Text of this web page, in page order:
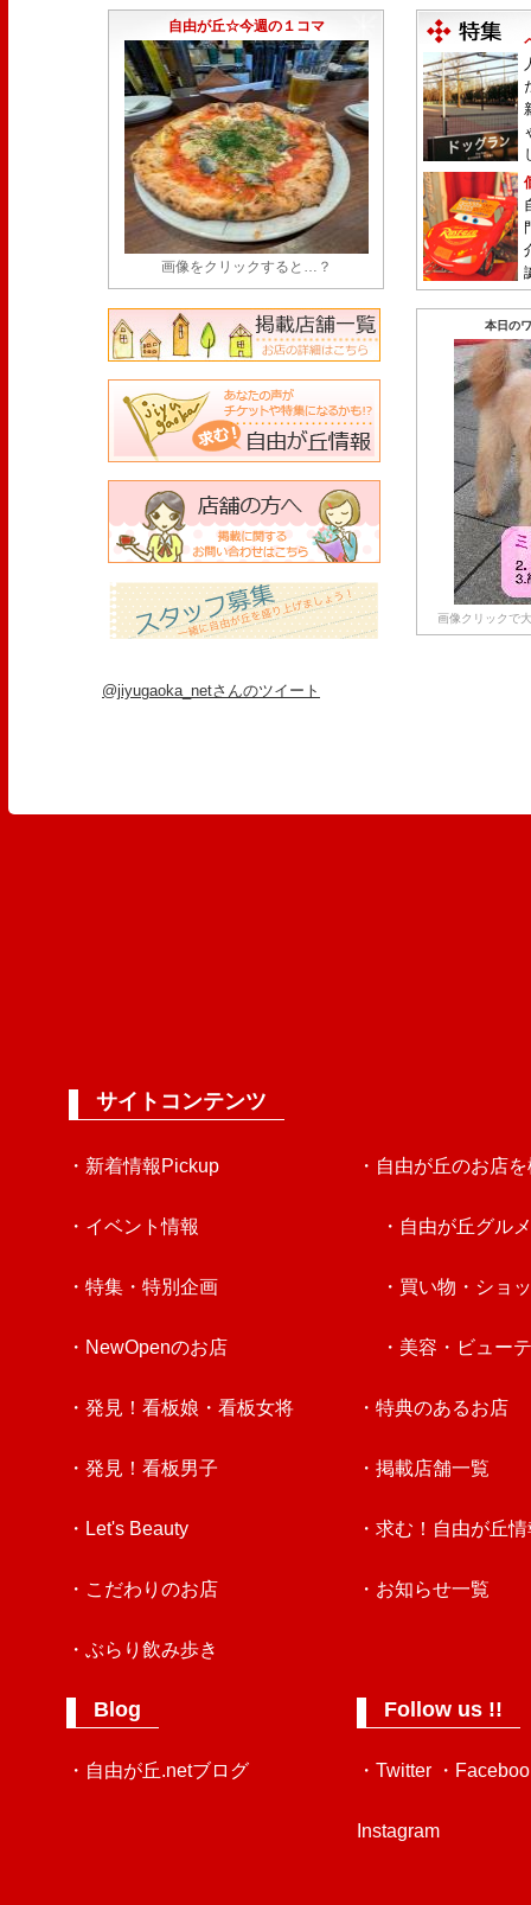
店・閉店情報まとめ】
自由が丘☆今週の１コマ
画像をクリックすると…？
本日の
画像クリックで
@jiyugaoka_netさんのツイート
サイトコンテンツ
・新着情報Pickup
・イベント情報
・特集・特別企画
・NewOpenのお店
・発見！看板娘・看板女将
・発見！看板男子
・Let's Beauty
・こだわりのお店
・ぶらり飲み歩き
Blog
・自由が丘.netブログ
・自由が丘のお店
・自由が丘グルメ
・買い物・ショ
・美容・ビュー
・特典のあるお店
・掲載店舗一覧
・求む！自由が丘
・お知らせ一覧
Follow us !!
・Twitter ・
Instagram